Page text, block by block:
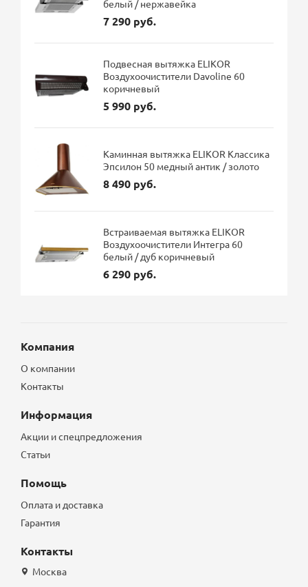
белый / нержавейка
7 290 руб.
Подвесная вытяжка ELIKOR
Воздухоочистители Davoline 60
коричневый
5 990 руб.
Каминная вытяжка ELIKOR Классика
Эпсилон 50 медный антик / золото
8 490 руб.
Встраиваемая вытяжка ELIKOR
Воздухоочистители Интегра 60
белый / дуб коричневый
6 290 руб.
Компания
О компании
Контакты
Информация
Акции и спецпредложения
Статьи
Помощь
Оплата и доставка
Гарантия
Контакты
Москва